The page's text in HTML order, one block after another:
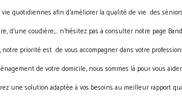
quotidiennes afin d’améliorer la qualité de vie des
d’une coudière,… n’hésitez pas à consulter notre page
priorité est de vous accompagner dans votre
de votre domicile, nous sommes là pour vous
une solution adaptée à vos besoins au meilleur rapport